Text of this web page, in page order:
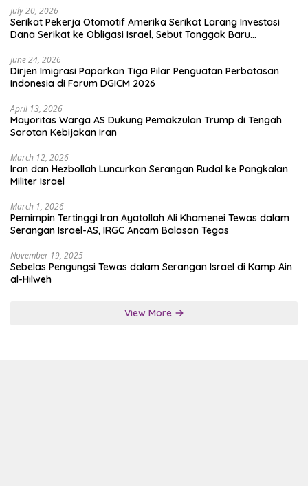
July 20, 2026
Serikat Pekerja Otomotif Amerika Serikat Larang Investasi
Dana Serikat ke Obligasi Israel, Sebut Tonggak Baru
June 24, 2026
Dirjen Imigrasi Paparkan Tiga Pilar Penguatan Perbatasan
Indonesia di Forum DGICM 2026
April 13, 2026
Mayoritas Warga AS Dukung Pemakzulan Trump di Tengah
Sorotan Kebijakan Iran
March 12, 2026
Iran dan Hezbollah Luncurkan Serangan Rudal ke Pangkalan
Militer Israel
March 1, 2026
Pemimpin Tertinggi Iran Ayatollah Ali Khamenei Tewas dalam
Serangan Israel-AS, IRGC Ancam Balasan Tegas
November 19, 2025
Sebelas Pengungsi Tewas dalam Serangan Israel di Kamp Ain
al-Hilweh
View More